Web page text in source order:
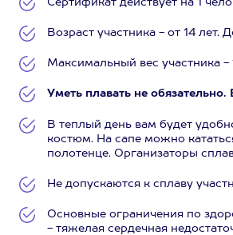
Сертификат действует на 1
Возраст участника - от 14
Максимальный вес участника -
Уметь плавать не
В теплый день вам будет
костюм. На сапе можно
полотенце. Организаторы
Не допускаются к сплаву
Основные ограничения по
- тяжелая сердечная